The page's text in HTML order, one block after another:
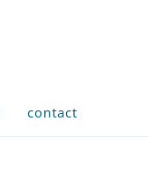
contact